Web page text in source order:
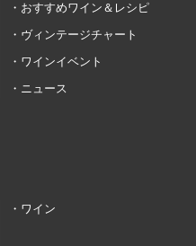
おすすめワイン＆レシピ
ヴィンテージチャート
ワインイベント
ニュース
ワイン